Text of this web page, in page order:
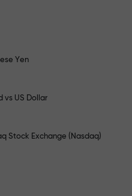
— і отримайте бонус
друкарська помилка. Чим
тим вищий множник.
$333 -
до
Yen
vs US Dollar
Stock Exchange (Nasdaq)